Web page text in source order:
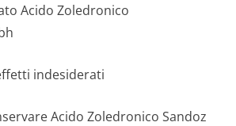
Acido Zoledronico
indesiderati
Acido Zoledronico Sandoz